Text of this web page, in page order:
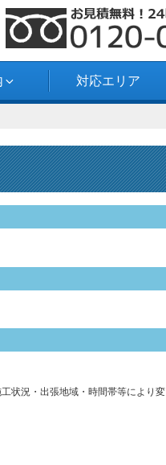
対応エリア
状況・出張地域・時間帯等により変